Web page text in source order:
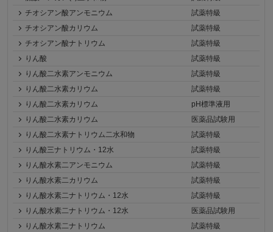
チオシアン酸アンモニウム
試薬特級
チオシアン酸カリウム
試薬特級
チオシアン酸ナトリウム
試薬特級
りん酸
試薬特級
りん酸二水素アンモニウム
試薬特級
りん酸二水素カリウム
試薬特級
りん酸二水素カリウム
pH標準液用
りん酸二水素カリウム
医薬品試験用
りん酸二水素ナトリウム二水和物
試薬特級
りん酸三ナトリウム・12水
試薬特級
りん酸水素二アンモニウム
試薬特級
りん酸水素二カリウム
試薬特級
りん酸水素二ナトリウム・12水
試薬特級
りん酸水素二ナトリウム・12水
医薬品試験用
りん酸水素二ナトリウム
試薬特級